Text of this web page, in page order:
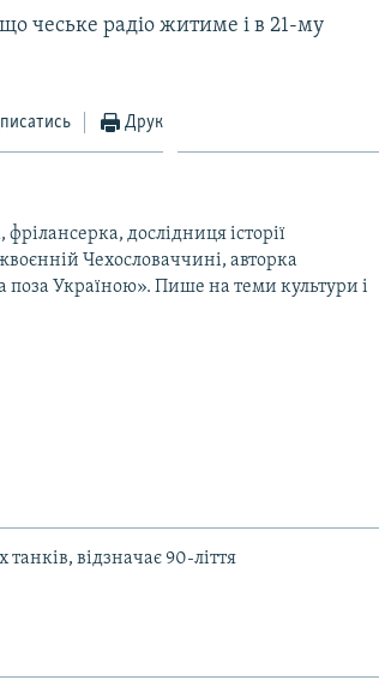
що чеське радіо житиме і в 21-му
Друк
дослідниця історії
Чехословаччині, авторка
Україною». Пише на теми культури і
відзначає 90-ліття